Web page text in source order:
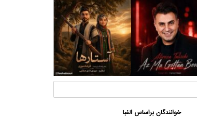
خوانندگان براساس الفبا